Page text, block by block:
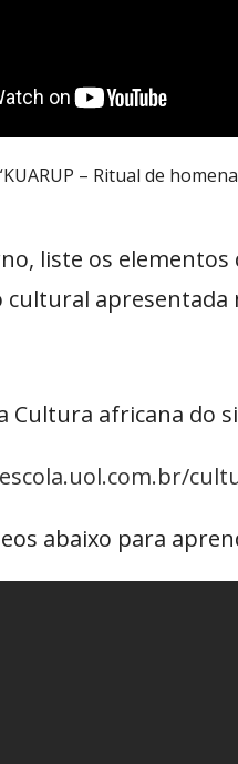
– Ritual de
liste os
cultural apresentada
Cultura africana do
abaixo para